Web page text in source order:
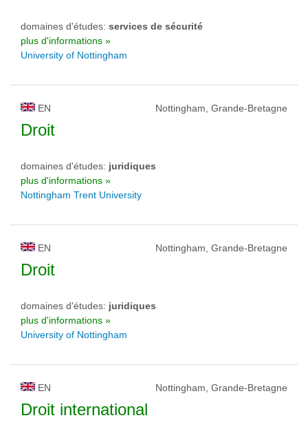
domaines d'études: services de sécurité
plus d'informations »
University of Nottingham
EN Nottingham, Grande-Bretagne
Droit
domaines d'études: juridiques
plus d'informations »
Nottingham Trent University
EN Nottingham, Grande-Bretagne
Droit
domaines d'études: juridiques
plus d'informations »
University of Nottingham
EN Nottingham, Grande-Bretagne
Droit international